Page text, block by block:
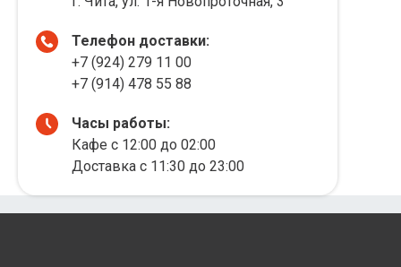
Телефон доставки:
+7 (924) 279 11 00
+7 (914) 478 55 88
Часы работы:
Кафе с 12:00 до 02:00
Доставка с 11:30 до 23:00